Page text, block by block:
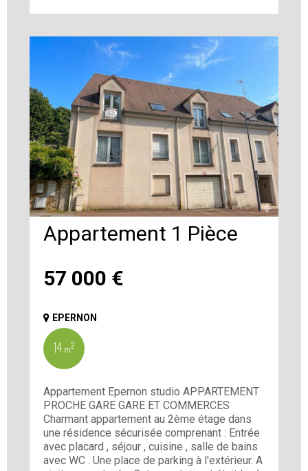
57 000 €
Appartement 1 Pièce
EPERNON
14 m²
Appartement Epernon studio APPARTEMENT
PROCHE GARE GARE ET COMMERCES
Charmant appartement au 2ème étage dans
une résidence sécurisée comprenant : Entrée
avec placard , séjour , cuisine , salle de bains
avec WC . Une place de parking à l'extérieur. A